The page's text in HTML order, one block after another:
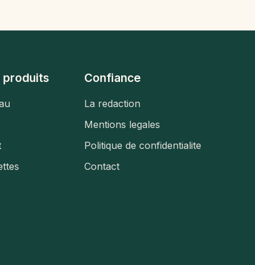
produits Confiance
La redaction
Mentions legales
Politique de confidentialite
Contact